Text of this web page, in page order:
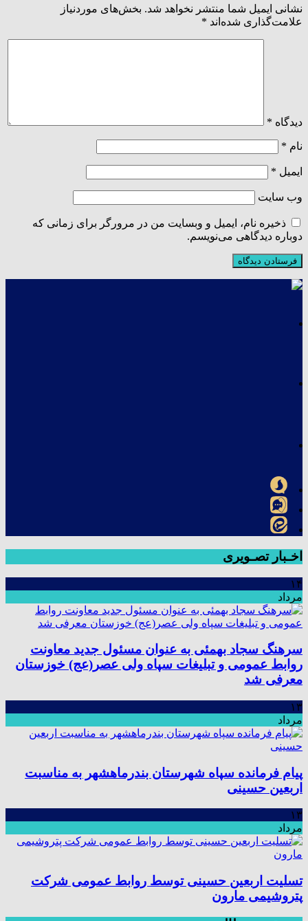
نشانی ایمیل شما منتشر نخواهد شد. بخش‌های موردنیاز
علامت‌گذاری شده‌اند *
دیدگاه *
نام *
ایمیل *
وب‌ سایت
ذخیره نام، ایمیل و وبسایت من در مرورگر برای زمانی که
دوباره دیدگاهی می‌نویسم.
اخـبار تصـویری
۱۴
مرداد
سرهنگ سجاد بهمئی به عنوان مسئول جدید معاونت
روابط عمومی و تبلیغات سپاه ولی عصر(عج) خوزستان
معرفی شد
۱۳
مرداد
پیام فرمانده سپاه شهرستان بندرماهشهر به مناسبت
اربعین حسینی
۱۳
مرداد
تسلیت اربعین حسینی توسط روابط عمومی شرکت
پتروشیمی مارون